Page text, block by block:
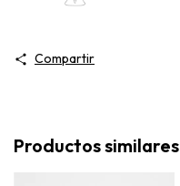
Compartir
Productos similares